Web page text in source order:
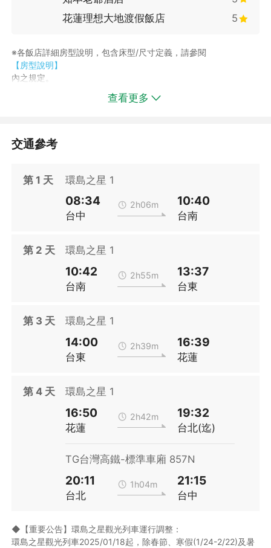
花蓮理想大地渡假飯店
5
※各飯店詳細房型說明，包含床型/尺寸定義，請參閱
【房型說明】
內之規定。
賓出遊時自行攜帶盥洗用品，一起環保愛地球!
※若貴賓需求一大床或兩小床，僅可需求,請恕無法保證，部分飯店
店遇客滿則安排館內其他房型或其他飯店「加價」入住或建議改期
※飯店設施若因飯店維修暫停使用，恕不另行通知，部分設施需付
查看更多
交通參考
第 1 天 環島之星 1
08:34
台中
2h06m 10:40
台南
第 2 天 環島之星 1
10:42
台南
2h55m 13:37
台東
第 3 天 環島之星 1
14:00
台東
2h39m 16:39
花蓮
第4 天 環島之星 1
16:50
花蓮
2h42m 19:32
台北(迄)
TG台灣高鐵-標準車廂 857N
20:11
台北
1h04m 21:15
台中
◆【重要公告】環島之星觀光列車運行調整：
環島之星觀光列車2025/01/18起，除春節、寒假(1/24-2/22)及暑